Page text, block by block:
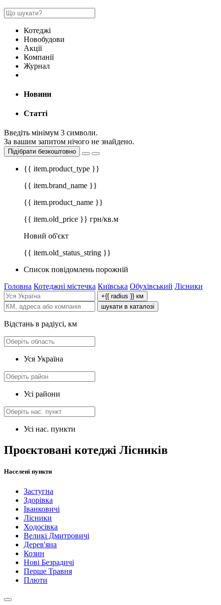
Котеджі
Новобудови
Акції
Компанії
Журнал
Новини
Статті
Введіть мінімум 3 символи.
За вашим запитом нічого не знайдено.
Підібрати безкоштовно
{{ item.product_type }}
{{ item.brand_name }}
{{ item.product_name }}
{{ item.old_price }} грн/кв.м
Новий об'єкт
{{ item.old_status_string }}
Список повідомлень порожній
Головна Котеджні містечка Київська Обухівський Лісники
+{{ radius }} км
шукати в каталозі
Відстань в радіусі, км
Уся Україна
Усі райони
Усі нас. пункти
Проєктовані котеджі Лісників
Населені пункти
Застугна
Здорівка
Іванковичі
Лісники
Ходосівка
Великі Дмитровичі
Дерев'яна
Козин
Нові Безрадичі
Перше Травня
Плюти